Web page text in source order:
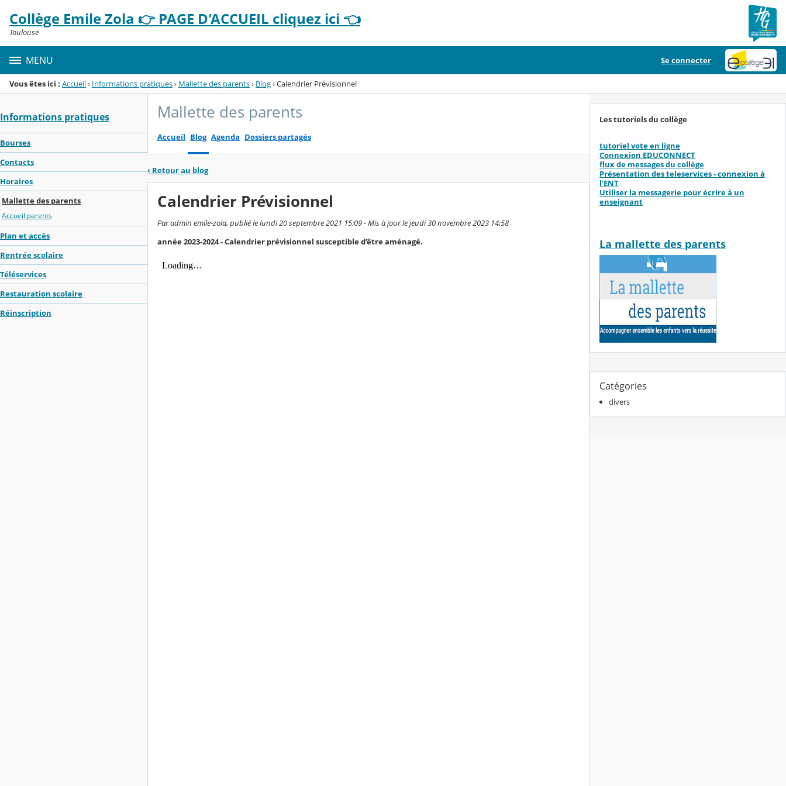
Menu de la rubrique
Contenu
Collège Emile Zola 👉 PAGE D'ACCUEIL cliquez ici 👈
Toulouse
MENU Se connecter
Vous êtes ici : Accueil› Informations pratiques› Mallette des parents› Blog›Calendrier Prévisionnel
Informations pratiques
Bourses
Contacts
Horaires
Mallette des parents
Accueil parents
Plan et accès
Rentrée scolaire
Téléservices
Restauration scolaire
Réinscription
Mallette des parents
Accueil Blog Agenda Dossiers partagés
‹ Retour au blog
Calendrier Prévisionnel
Par admin emile-zola, publié le lundi 20 septembre 2021 15:09 - Mis à jour le jeudi 30 novembre 2023 14:58
année 2023-2024 - Calendrier prévisionnel susceptible d’être aménagé.
Les tutoriels du collège
tutoriel vote en ligne
Connexion EDUCONNECT
flux de messages du collège
Présentation des teleservices - connexion à
l'ENT
Utiliser la messagerie pour écrire à un
enseignant
La mallette des parents
Catégories
divers